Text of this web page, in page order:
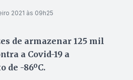
2021 às 09h25
de armazenar 125 mil
a Covid-19 a
de -86ºC.